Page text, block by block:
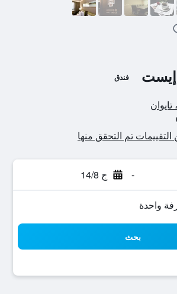
إيست فندق
- ج 14/8
بحث